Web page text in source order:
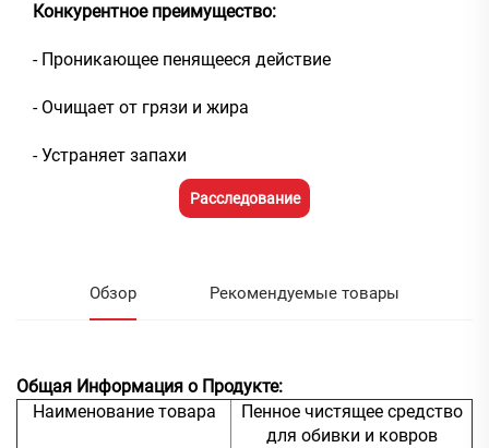
Конкурентное преимущество:
- Проникающее пенящееся действие
- Очищает от грязи и жира
- Устраняет запахи
Расследование
Обзор Рекомендуемые товары
Общая Информация о Продукте:
Наименование товара
Пенное чистящее средство
для обивки и ковров